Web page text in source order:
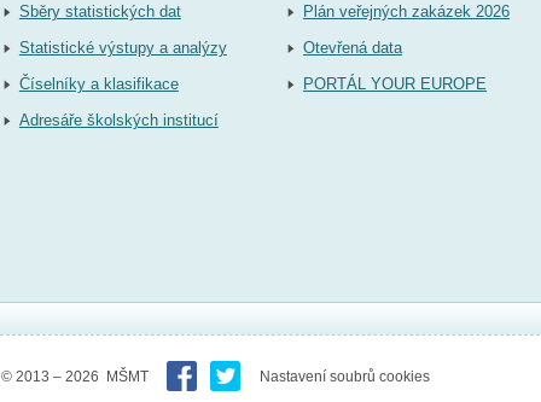
Sběry statistických dat
Statistické výstupy a analýzy
Číselníky a klasifikace
Adresáře školských institucí
Plán veřejných zakázek 2026
Otevřená data
PORTÁL YOUR EUROPE
© 2013 – 2026 MŠMT Nastavení soubrů cookies